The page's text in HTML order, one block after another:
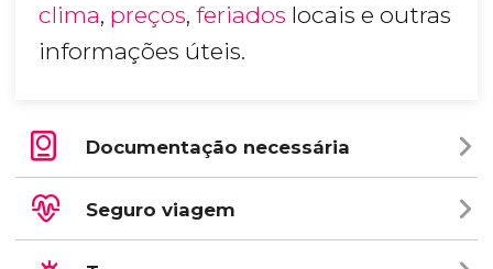
clima, preços, feriados locais e outras
informações úteis.
Documentação necessária
Seguro viagem